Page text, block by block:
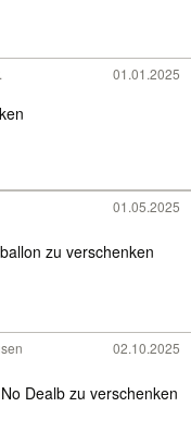
01.01.2025
01.05.2025
zu verschenken
02.10.2025
Dealb zu verschenken